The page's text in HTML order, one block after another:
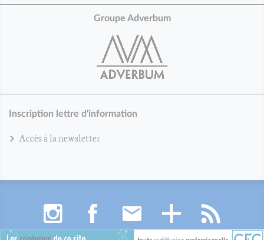
Groupe Adverbum
Inscription lettre d'information
Accès à la newsletter